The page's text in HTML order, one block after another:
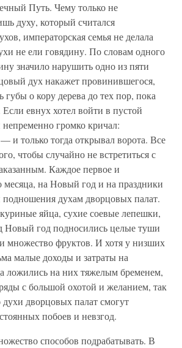
Путь. Чему только не
духу, который считался
императорская семья не делала
не ели говядину. По словам одного
значило нарушить одно из пяти
дух накажет провинившегося,
губы о кору дерева до тех пор, пока
Если евнух хотел войти в пустой
громко кричал:
и только тогда открывал ворота. Все
чтобы случайно не встретиться с
Каждое первое и
месяца, на Новый год и на праздники
духам дворцовых палат.
яйца, сухие соевые лепешки,
Новый год подносились целые туши
множество фруктов. И хотя у низших
малые доходы и затраты на
ложились на них тяжелым бременем,
с большой охотой и желанием, так
духи дворцовых палат смогут
побоев и невзгод.
способов подрабатывать. В